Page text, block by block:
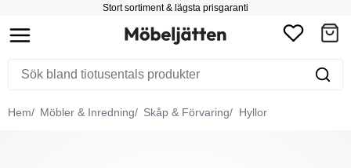
Stort sortiment & lägsta prisgaranti
Hem Möbler & Inredning Skåp & Förvaring Hyllor